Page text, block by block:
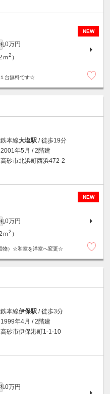
NEW
礼0万円
ｍ2 ）
台無料です☆
本線大塩駅 / 徒歩19分
年5月 / 2階建
砂市北浜町西浜472-2
NEW
礼0万円
ｍ2 ）
物）☆和室を洋室へ変更☆
本線伊保駅 / 徒歩3分
年4月 / 2階建
砂市伊保港町1-1-10
礼0万円